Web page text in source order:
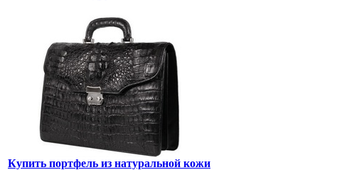
Купить портфель из натуральной кожи